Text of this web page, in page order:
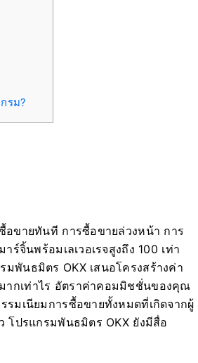
รม?
ขายทันที การซื้อขายล่วงหน้า การ
ร์จิ้นพร้อมเลเวอเรจสูงถึง 100 เท่า
มพันธมิตร OKX เสนอโครงสร้างค่า
กเท่าไร อัตราค่าคอมมิชชั่นของคุณ
มเนียมการซื้อขายทั้งหมดที่เกิดจากผู้
โปรแกรมพันธมิตร OKX ยังมีสื่อ